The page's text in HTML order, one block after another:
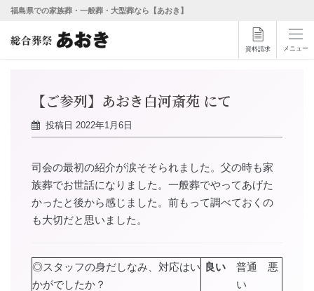
福島県での家族葬・一般葬・大型葬なら【あおき】
資料請求 メニュー
【ご参列】あおき白河斎苑 にて
投稿日 2022年1月6日
司会の最初の紹介が涙そそられました。父の時も家
族葬でお世話になりました。一般葬でやってあげた
かったと後から感じました。前もって調べておくの
も大切だと思いました。
◎スタッフの身だしなみ、対応はい
かがでしたか？
良い 普通 悪
い